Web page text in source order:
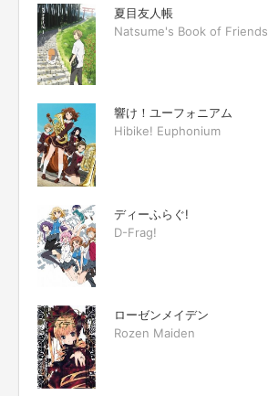
夏目友人帳
Natsume's Book of Friends
響け！ユーフォニアム
Hibike! Euphonium
ディーふらぐ!
D-Frag!
ローゼンメイデン
Rozen Maiden